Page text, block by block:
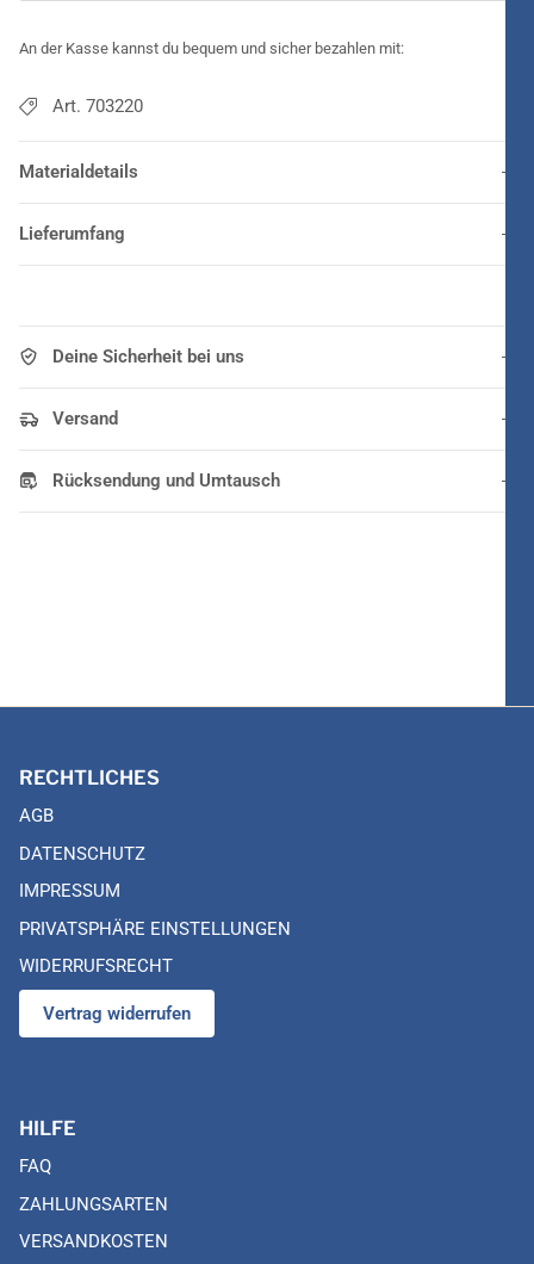
An der Kasse kannst du bequem und sicher bezahlen mit:
Art. 703220
Materialdetails
Lieferumfang
Deine Sicherheit bei uns
Versand
Rücksendung und Umtausch
RECHTLICHES
AGB
DATENSCHUTZ
IMPRESSUM
PRIVATSPHÄRE EINSTELLUNGEN
WIDERRUFSRECHT
Vertrag widerrufen
HILFE
FAQ
ZAHLUNGSARTEN
VERSANDKOSTEN